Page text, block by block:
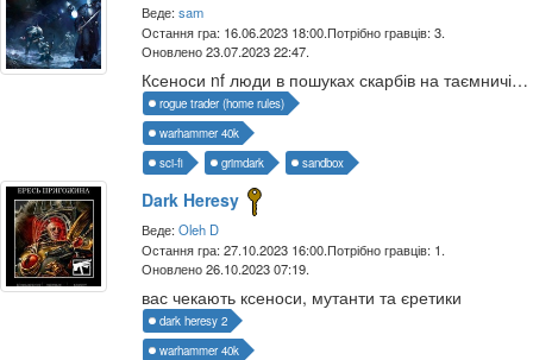
Веде:sam
Остання гра: 16.06.2023 18:00.Потрібно гравців: 3.
Оновлено 23.07.2023 22:47.
Ксеноси nf люди в пошуках скарбів на таємничій Чорнокам’яній фортеці
rogue trader (home rules)
warhammer 40k
sci-fi
grimdark sandbox
Dark Heresy
Веде:Oleh D
Остання гра: 27.10.2023 16:00.Потрібно гравців: 1.
Оновлено 26.10.2023 07:19.
вас чекають ксеноси, мутанти та єретики
dark heresy 2
warhammer 40k